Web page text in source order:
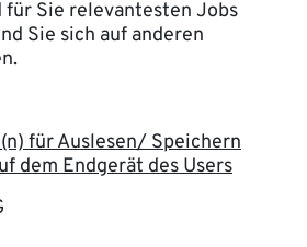
für Sie relevantesten Jobs
Sie sich auf anderen
für Auslesen/ Speichern
dem Endgerät des Users